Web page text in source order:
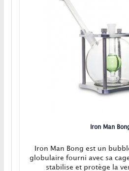
Iron Man
Iron Man Bong est un
globulaire fourni avec sa
stabilise et protège la